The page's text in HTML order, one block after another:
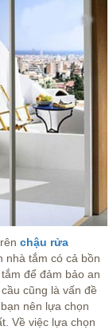
chậu rửa
nhà tắm có cả bồn
để đảm bảo an
cũng là vấn đề
nên lựa chọn
Về việc lựa chọn